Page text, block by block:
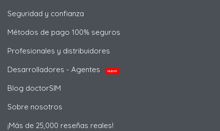
Seguridad y confianza
Métodos de pago 100% seguros
Profesionales y distribuidores
Desarrolladores - Agentes
NUEVO
Blog doctorSIM
Sobre nosotros
¡Más de 25,000 reseñas reales!